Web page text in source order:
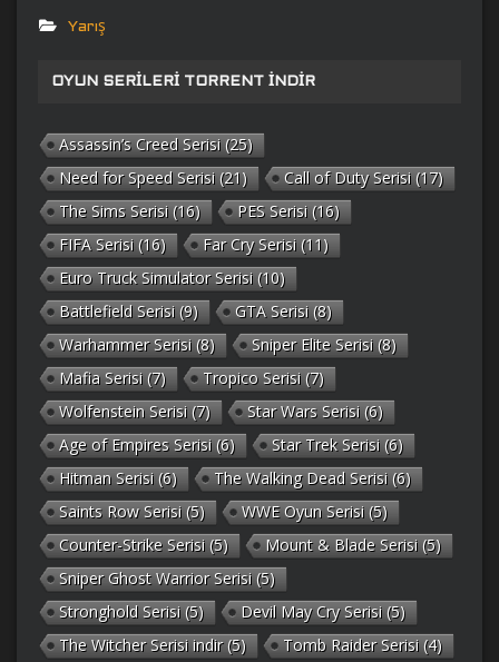
Yarış
OYUN SERILERI TORRENT İNDIR
Assassin’s Creed Serisi (25)
Need for Speed Serisi (21) Call of Duty Serisi (17)
The Sims Serisi (16) PES Serisi (16)
FIFA Serisi (16) Far Cry Serisi (11)
Euro Truck Simulator Serisi (10)
Battlefield Serisi (9) GTA Serisi (8)
Warhammer Serisi (8) Sniper Elite Serisi (8)
Mafia Serisi (7) Tropico Serisi (7)
Wolfenstein Serisi (7) Star Wars Serisi (6)
Age of Empires Serisi (6) Star Trek Serisi (6)
Hitman Serisi (6) The Walking Dead Serisi (6)
Saints Row Serisi (5) WWE Oyun Serisi (5)
Counter-Strike Serisi (5) Mount & Blade Serisi (5)
Sniper Ghost Warrior Serisi (5)
Stronghold Serisi (5) Devil May Cry Serisi (5)
The Witcher Serisi indir(5) Tomb Raider Serisi (4)